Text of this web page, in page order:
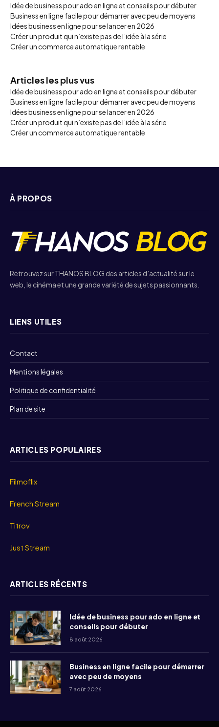
Idée de business pour ado en ligne et conseils pour débuter
Business en ligne facile pour démarrer avec peu de moyens
Idées business en ligne pour se lancer en 2026
Créer un produit qui n’existe pas de l’idée à la série
Créer un commerce automatique rentable
Articles les plus vus
Idée de business pour ado en ligne et conseils pour débuter
Business en ligne facile pour démarrer avec peu de moyens
Idées business en ligne pour se lancer en 2026
Créer un produit qui n’existe pas de l’idée à la série
Créer un commerce automatique rentable
À PROPOS
Retrouvez sur THANOS BLOG des articles d’actualité sur le
web, le cinéma et une grande variété de sujets passionnants.
LIENS UTILES
Contact
Mentions légales
Politique de confidentialité
Plan de site
ARTICLES POPULAIRES
Filmoflix
French Stream
Titrov
Just Stream
ARTICLES RÉCENTS
Idée de business pour ado en ligne et
conseils pour débuter
8 août 2026
Business en ligne facile pour démarrer
avec peu de moyens
7 août 2026